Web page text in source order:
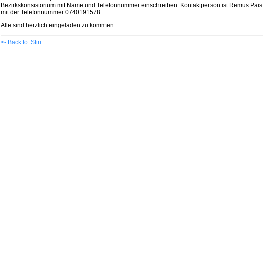
Bezirkskonsistorium mit Name und Telefonnummer einschreiben. Kontaktperson ist Remus Pais
mit der Telefonnummer 0740191578.
Alle sind herzlich eingeladen zu kommen.
<- Back to: Stiri